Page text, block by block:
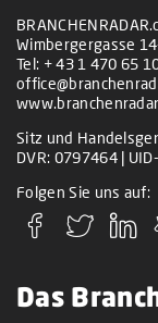
Wimbergergasse
Tel: + 43 1 470 65
Sitz und
DVR: 0797464 |
Folgen Sie uns auf:
Das